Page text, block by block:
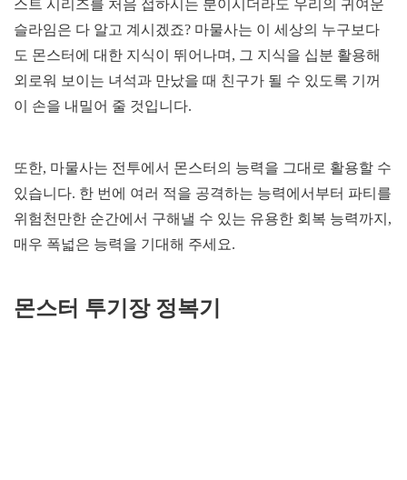
스트 시리즈를 처음 접하시는 분이시더라도 우리의 귀여운
슬라임은 다 알고 계시겠죠? 마물사는 이 세상의 누구보다
도 몬스터에 대한 지식이 뛰어나며, 그 지식을 십분 활용해
외로워 보이는 녀석과 만났을 때 친구가 될 수 있도록 기꺼
이 손을 내밀어 줄 것입니다.
또한, 마물사는 전투에서 몬스터의 능력을 그대로 활용할 수
있습니다. 한 번에 여러 적을 공격하는 능력에서부터 파티를
위험천만한 순간에서 구해낼 수 있는 유용한 회복 능력까지,
매우 폭넓은 능력을 기대해 주세요.
몬스터 투기장 정복기